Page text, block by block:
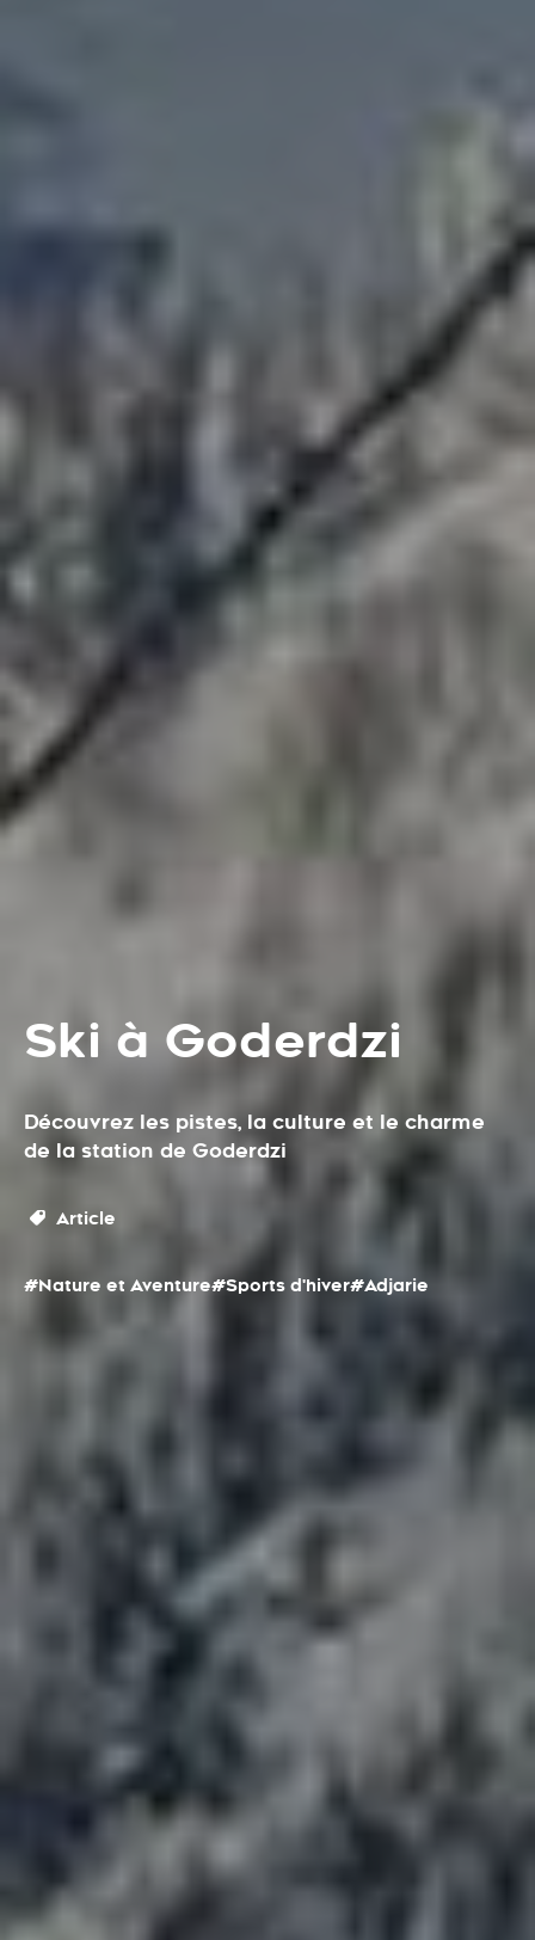
Ski à Goderdzi
Découvrez les pistes, la culture et le charme
de la station de Goderdzi
Article
#Nature et Aventure#Sports d'hiver#Adjarie